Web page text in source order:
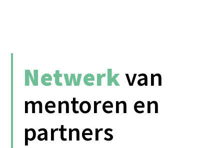
Netwerkvan
mentoren en
partners